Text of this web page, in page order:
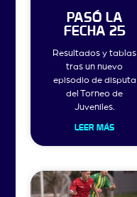
PASÓ LA
FECHA 25
Resultados y tablas
tras un nuevo
episodio de disputa
del Torneo de
Juveniles.
LEER MÁS